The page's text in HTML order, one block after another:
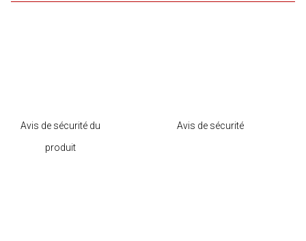
Avis de sécurité du
produit
Avis de sécurité